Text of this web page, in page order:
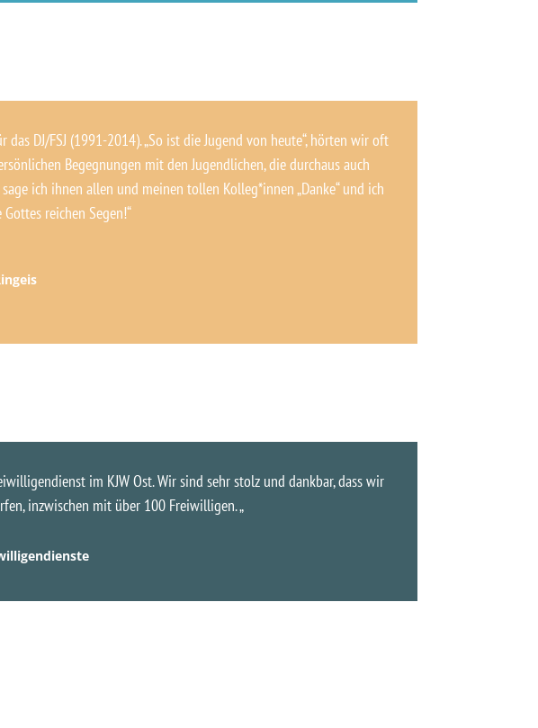
DJ/FSJ (1991-2014). „So ist die Jugend von heute“, hörten wir oft
Begegnungen mit den Jugendlichen, die durchaus auch
ich ihnen allen und meinen tollen Kolleg*innen „Danke“ und ich
reichen Segen!“
im KJW Ost. Wir sind sehr stolz und dankbar, dass wir
inzwischen mit über 100 Freiwilligen. „